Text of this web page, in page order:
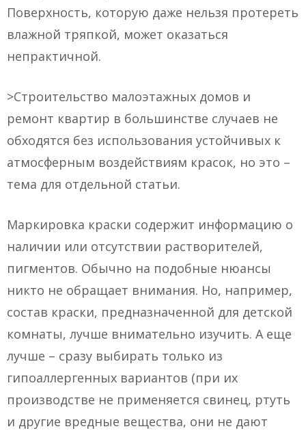
Поверхность, которую даже нельзя протереть
влажной тряпкой, может оказаться
непрактичной.
>Строительство малоэтажных домов и
ремонт квартир в большинстве случаев не
обходятся без использования устойчивых к
атмосферным воздействиям красок, но это –
тема для отдельной статьи.
Маркировка краски содержит информацию о
наличии или отсутствии растворителей,
пигментов. Обычно на подобные нюансы
никто не обращает внимания. Но, например,
состав краски, предназначенной для детской
комнаты, лучше внимательно изучить. А еще
лучше – сразу выбирать только из
гипоаллергенных вариантов (при их
производстве не применяется свинец, ртуть
и другие вредные вещества, они не дают